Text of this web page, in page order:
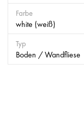
Farbe
white (weiß)
Typ
Boden / Wandfliese